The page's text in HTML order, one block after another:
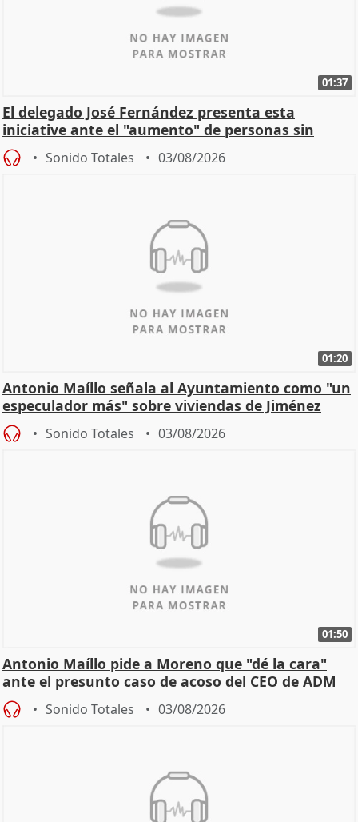
01:37
El delegado José Fernández presenta esta
iniciative ante el "aumento" de personas sin
hogar en Madri
Sonido Totales 03/08/2026
01:20
Antonio Maíllo señala al Ayuntamiento como "un
especulador más" sobre viviendas de Jiménez
Becerril
Sonido Totales 03/08/2026
01:50
Antonio Maíllo pide a Moreno que "dé la cara"
ante el presunto caso de acoso del CEO de ADM
Sonido Totales 03/08/2026